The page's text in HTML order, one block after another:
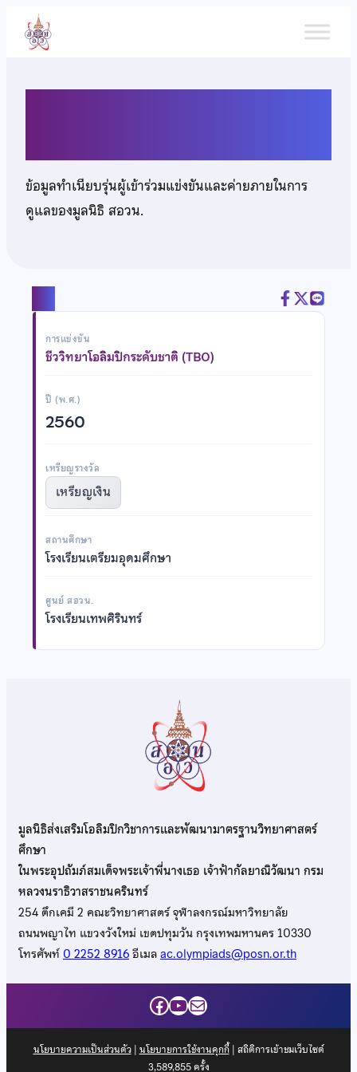
เนื้อหา
ข้อมูลทำเนียบรุ่นผู้เข้าร่วมแข่งขันและค่ายภายในการ
ดูแลของมูลนิธิ สอวน.
การแข่งขัน
ชีววิทยาโอลิมปิกระดับชาติ (TBO)
ปี (พ.ศ.)
2560
เหรียญรางวัล
เหรียญเงิน
สถานศึกษา
โรงเรียนเตรียมอุดมศึกษา
ศูนย์ สอวน.
โรงเรียนเทพศิรินทร์
มูลนิธิส่งเสริมโอลิมปิกวิชาการและพัฒนามาตรฐานวิทยาศาสตร์
ศึกษา
ในพระอุปถัมภ์สมเด็จพระเจ้าพี่นางเธอ เจ้าฟ้ากัลยาณิวัฒนา กรม
หลวงนราธิวาสราชนครินทร์
254 ตึกเคมี 2 คณะวิทยาศาสตร์ จุฬาลงกรณ์มหาวิทยาลัย
ถนนพญาไท แขวงวังใหม่ เขตปทุมวัน กรุงเทพมหานคร 10330
โทรศัพท์0 2252 8916อีเมลac.olympiads@posn.or.th
Facebook
YouTube
Mail
นโยบายความเป็นส่วนตัว| นโยบายการใช้งานคุกกี้| สถิติการเข้าชมเว็บไซต์
3,589,855ครั้ง